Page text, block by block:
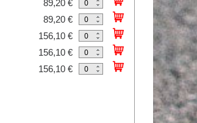
89,20 €
89,20 €
156,10 €
156,10 €
156,10 €